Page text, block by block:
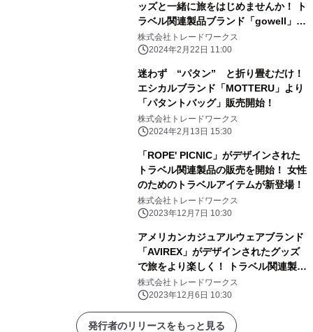
ッズと一緒に旅をはじめませんか！ ト
ラベル関連製品ブランド「gowell」よ
りポケモンデザインの商品を新発売！
株式会社トレードワークス
2024年2月22日 11:00
迷わず “パタン” と折り畳むだけ！
エシカルブランド「MOTTERU」より
「パタントバッグ」販売開始！
株式会社トレードワークス
2024年2月13日 15:30
「ROPE' PICNIC」がデザインされた
トラベル関連製品の販売を開始！ 女性
のためのトラベルアイテムが新登場！
株式会社トレードワークス
2023年12月7日 10:30
アメリカンカジュアルウェアブランド
「AVIREX」がデザインされたグッズ
で旅をより楽しく！ トラベル関連製品
ブランド「gowell」よりコラボ製品を
新発売！
株式会社トレードワークス
2023年12月6日 10:30
発行者のリリースをもっと見る